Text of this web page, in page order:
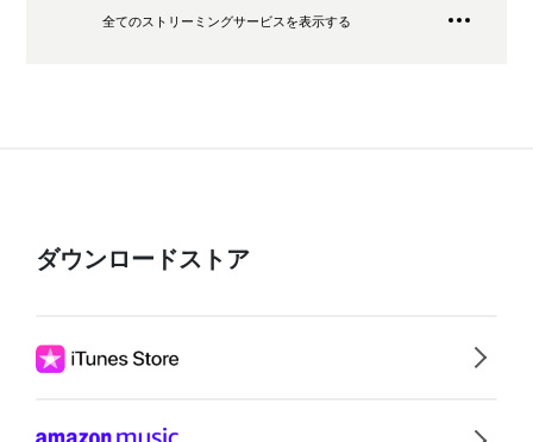
全てのストリーミングサービスを表示する
ダウンロードストア